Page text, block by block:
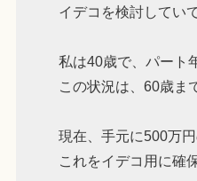
イデコを検討してい
私は40歳で、パート
この状況は、60歳ま
現在、手元に500万
これをイデコ用に確